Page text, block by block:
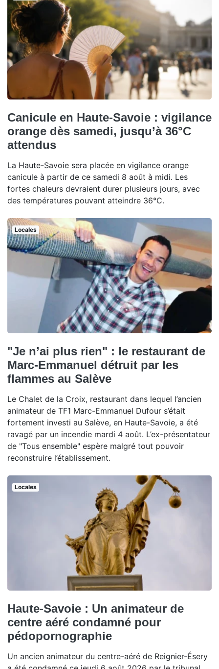
Canicule en Haute-Savoie : vigilance
orange dès samedi, jusqu’à 36°C
attendus
La Haute-Savoie sera placée en vigilance orange
canicule à partir de ce samedi 8 août à midi. Les
fortes chaleurs devraient durer plusieurs jours, avec
des températures pouvant atteindre 36°C.
Locales
"Je n’ai plus rien" : le restaurant de
Marc-Emmanuel détruit par les
flammes au Salève
Le Chalet de la Croix, restaurant dans lequel l’ancien
animateur de TF1 Marc-Emmanuel Dufour s’était
fortement investi au Salève, en Haute-Savoie, a été
ravagé par un incendie mardi 4 août. L’ex-présentateur
de "Tous ensemble" espère malgré tout pouvoir
reconstruire l’établissement.
Locales
Haute-Savoie : Un animateur de
centre aéré condamné pour
pédopornographie
Un ancien animateur du centre-aéré de Reignier-Ésery